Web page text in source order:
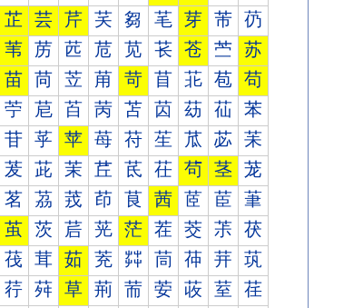
芷 芸 芹 芺 芻 芼 芽 芾 芿
苇 苈 苉 苊 苋 苌 苍 苎 苏
苗 苘 苙 苚 苛 苜 苝 苞 苟
苧 苨 苩 苪 苫 苬 苭 苮 苯
苷 苸 苹 苺 苻 苼 苽 苾 苿
茇 茈 茉 茊 茋 茌 茍 茎 茏
茗 茘 茙 茚 茛 茜 茝 茞 茟
茧 茨 茩 茪 茫 茬 茭 茮 茯
茷 茸 茹 茺 茻 茼 茽 茾 茿
荇 荈 草 荊 荋 荌 荍 荎 荏